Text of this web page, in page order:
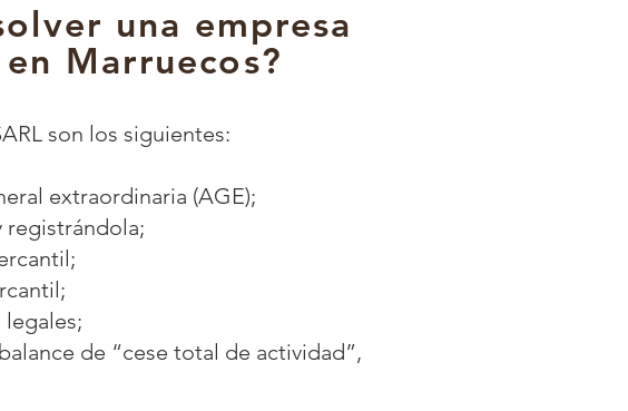
una empresa
Marruecos?
son los siguientes:
extraordinaria (AGE);
registrándola;
de “cese total de actividad”,